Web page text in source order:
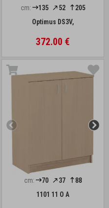
cm: 135 52
205
Optimus DS3V,
372.00 €
cm: 70 37
88
1101 11 O A